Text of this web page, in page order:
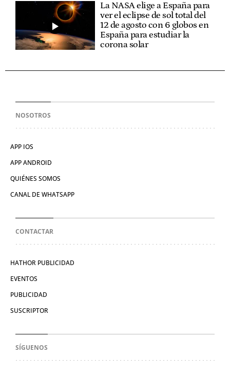
La NASA elige a España para
ver el eclipse de sol total del
12 de agosto con 6 globos en
España para estudiar la
corona solar
NOSOTROS
APP IOS
APP ANDROID
QUIÉNES SOMOS
CANAL DE WHATSAPP
CONTACTAR
HATHOR PUBLICIDAD
EVENTOS
PUBLICIDAD
SUSCRIPTOR
SÍGUENOS